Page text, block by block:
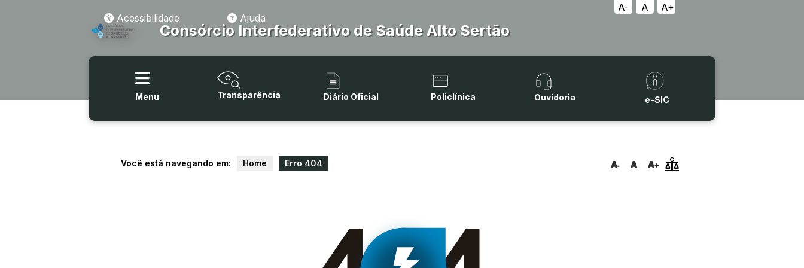
A- A
A+
Acessibilidade
Ajuda
Consórcio Interfederativo de Saúde Alto Sertão
Menu Transparência Diário Oficial Policlínica Ouvidoria e-SIC
Você está navegando em: Home Erro 404